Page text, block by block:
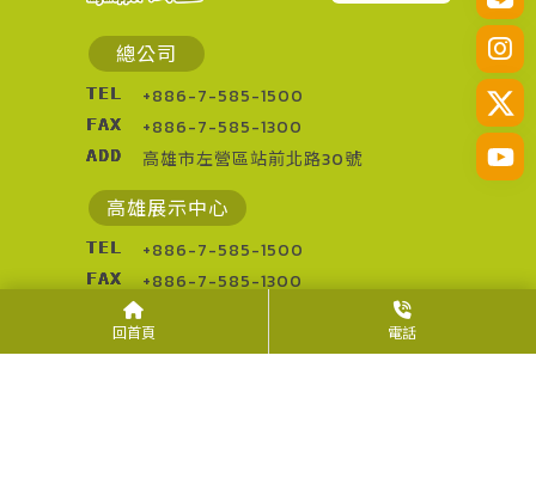
回首頁 電話
總公司
TEL +886-7-585-1500
FAX +886-7-585-1300
ADD 高雄市左營區站前北路30號
高雄展示中心
TEL +886-7-585-1500
FAX +886-7-585-1300
高雄市左營區站前北路32號
中部